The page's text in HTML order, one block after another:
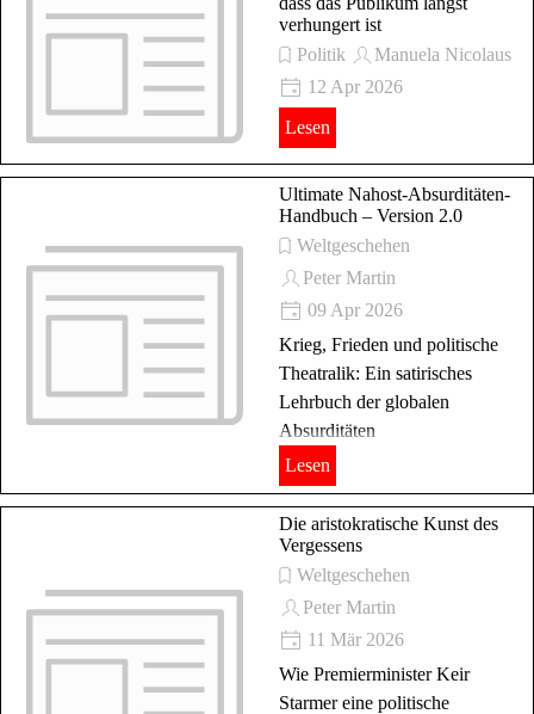
verhungert ist
Politik
Manuela Nicolaus
12 Apr 2026
Lesen
Ultimate Nahost-Absurditäten-
Handbuch – Version 2.0
Weltgeschehen
Peter Martin
09 Apr 2026
Krieg, Frieden und politische
Theatralik: Ein satirisches
Lehrbuch der globalen
Absurditäten
Lesen
Die aristokratische Kunst des
Vergessens
Weltgeschehen
Peter Martin
11 Mär 2026
Wie Premierminister Keir
Starmer eine politische